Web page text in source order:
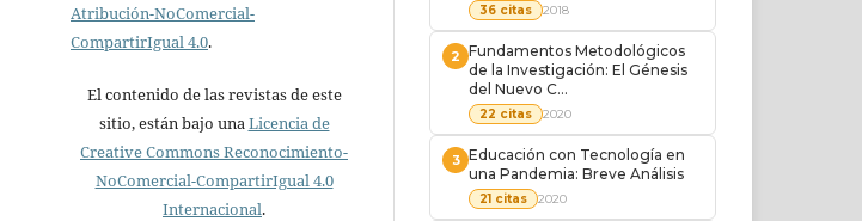
Atribución-NoComercial-
CompartirIgual 4.0.
El contenido de las revistas de este
sitio, están bajo unaLicencia de
Creative Commons Reconocimiento-
NoComercial-CompartirIgual 4.0
Internacional.